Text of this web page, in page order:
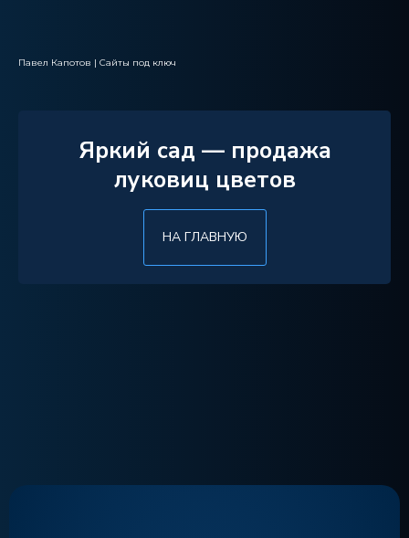
Павел Капотов | Cайты под ключ
Яркий сад — продажа
луковиц цветов
НА ГЛАВНУЮ